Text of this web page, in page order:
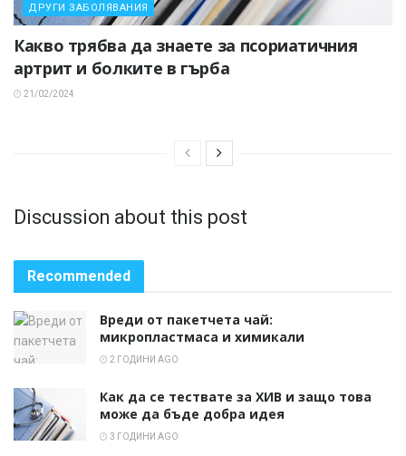
ДРУГИ ЗАБОЛЯВАНИЯ
Какво трябва да знаете за псориатичния
артрит и болките в гърба
21/02/2024
Discussion about this post
Recommended
Вреди от пакетчета чай:
микропластмаса и химикали
2 ГОДИНИ AGO
Как да се тествате за ХИВ и защо това
може да бъде добра идея
3 ГОДИНИ AGO